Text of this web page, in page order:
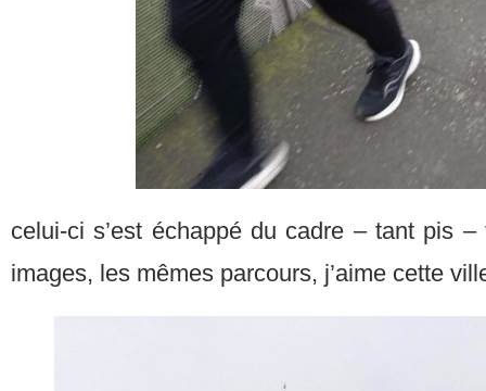
celui-ci s’est échappé du cadre – tant pis
images, les mêmes parcours, j’aime cette